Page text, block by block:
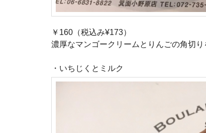
￥160（税込み¥173）
濃厚なマンゴークリームとりんごの角切り
・いちじくとミルク